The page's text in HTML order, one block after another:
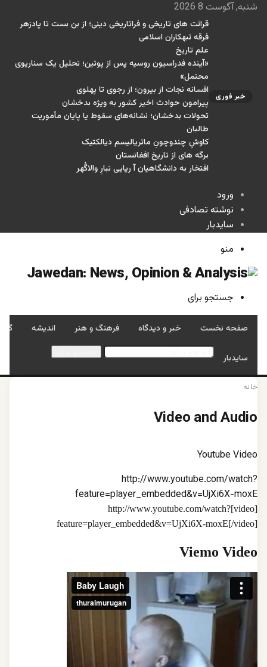
شنبه, آگوست 8 2026
خبر فوری
قرائت های تاریخی و فراتاریخی دینی؛ از بن بست تا پادزهر
فرقه تبهکاران اسلامی
علم تاریخ
«آینده فدراسیون روسیه پس از پوتین؛ تحلیل یک سناریوی
محتمل»
افسانه نجات از بیرون؛ از رجوی تا پهلوی
پیرامون حوادث اخیر کشور به ویژه بدخشان
تحولات بدخشان؛ نشانه‌های سقوط یا پایان مأموریت
طالبان
کاوشِ چندو‌چونِ ماتریالیسم دیالکتیک
برگه های از تاریخ افغانستان
افتخار به دانشگاهیان آ ریایی تبارِ والاگُهر
ورود
نوشته تصادفی
سایدبار
منو
جستجو برای
صفحه نخست خبر و دیدگاه فرهنگ و هنر اندیشه
سایدبار
خانه
Video and Audio
Youtube Video
http://www.youtube.com/watch?
feature=player_embedded&v=UjXi6X-moxE
[video]http://www.youtube.com/watch?
feature=player_embedded&v=UjXi6X-moxE[/video]
Viemo Video